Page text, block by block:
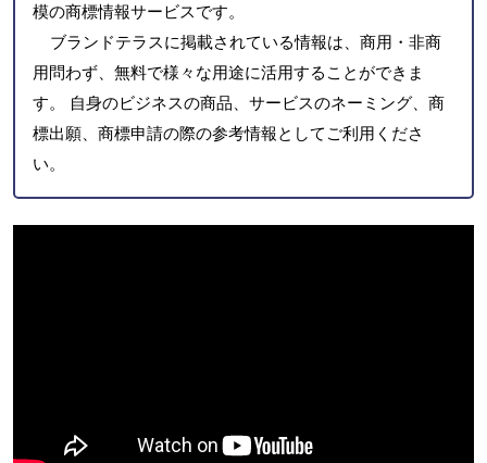
模の商標情報サービスです。
ブランドテラスに掲載されている情報は、商用・非商
用問わず、無料で様々な用途に活用することができま
す。 自身のビジネスの商品、サービスのネーミング、商
標出願、商標申請の際の参考情報としてご利用くださ
い。